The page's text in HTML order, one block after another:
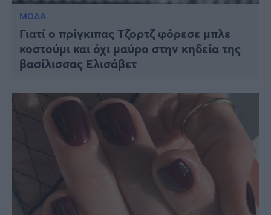
ΜΟΔΑ
Γιατί ο πρίγκιπας Τζορτζ φόρεσε μπλε
κοστούμι και όχι μαύρο στην κηδεία της
βασίλισσας Ελισάβετ